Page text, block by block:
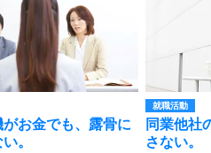
お金でも、露骨に
。
就職活動
同業他社
さない。